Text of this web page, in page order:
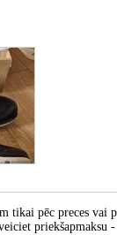
tikai pēc preces vai
priekšapmaksu